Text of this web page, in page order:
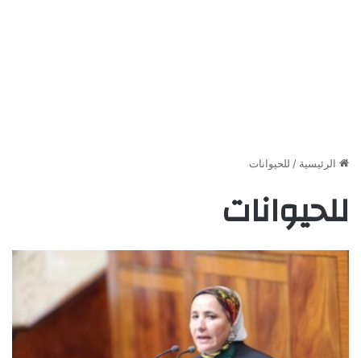
الرئيسية / للحيوانات
للحيوانات